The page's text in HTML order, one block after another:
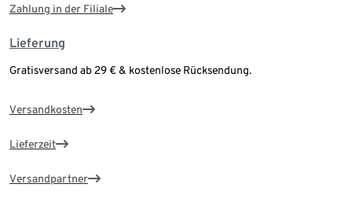
Zahlung in der Filiale
Lieferung
Gratisversand ab 29 € & kostenlose Rücksendung.
Versandkosten
Lieferzeit
Versandpartner